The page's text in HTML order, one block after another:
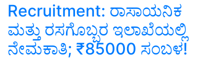
Recruitment: ರಾಸಾಯನಿಕ
ಮತ್ತು ರಸಗೊಬ್ಬರ ಇಲಾಖೆಯಲ್ಲಿ
ನೇಮಕಾತಿ; ₹85000 ಸಂಬಳ!